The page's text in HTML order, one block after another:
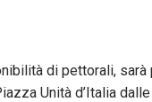
di pettorali,
Unità d’Italia